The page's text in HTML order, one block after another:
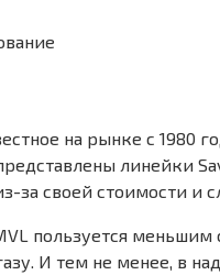
на рынке с 1980
линейки
за своей стоимости и
пользуется
И тем не менее, в